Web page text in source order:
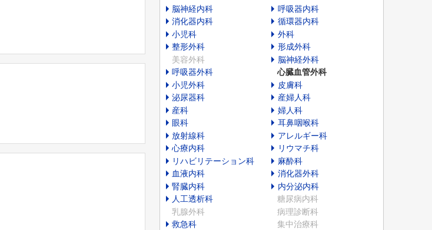
脳神経内科
呼吸器内科
消化器内科
循環器内科
小児科
外科
整形外科
形成外科
美容外科
脳神経外科
呼吸器外科
心臓血管外科
小児外科
皮膚科
泌尿器科
産婦人科
産科
婦人科
眼科
耳鼻咽喉科
放射線科
アレルギー科
心療内科
リウマチ科
リハビリテーション科
麻酔科
血液内科
消化器外科
腎臓内科
内分泌内科
人工透析科
糖尿病内科
乳腺外科
病理診断科
救急科
集中治療科